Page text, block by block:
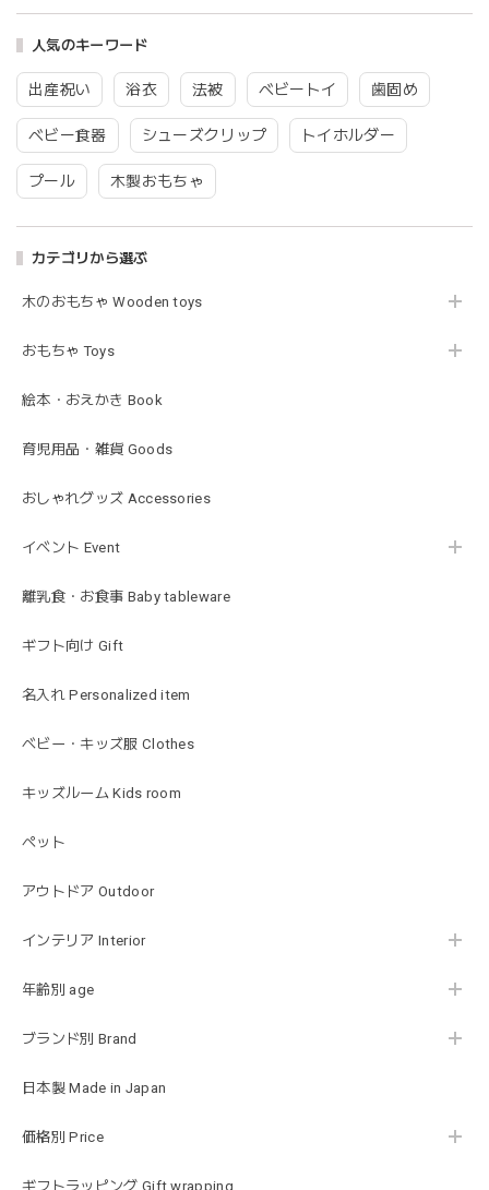
人気のキーワード
出産祝い 浴衣 法被 ベビートイ 歯固め
ベビー食器 シューズクリップ トイホルダー
プール 木製おもちゃ
カテゴリから選ぶ
木のおもちゃ Wooden toys
おもちゃ Toys
絵本・おえかき Book
育児用品・雑貨 Goods
おしゃれグッズ Accessories
イベント Event
離乳食・お食事 Baby tableware
ギフト向け Gift
名入れ Personalized item
ベビー・キッズ服 Clothes
キッズルーム Kids room
ペット
アウトドア Outdoor
インテリア Interior
年齢別 age
ブランド別 Brand
日本製 Made in Japan
価格別 Price
ギフトラッピング Gift wrapping
gray
2026/03/26
グレーを購入しました！手持ちのビブより少し小さい作りで
したがかわいいので問題なし^ ^ありがとうございました♡
2026/02/21
この度は迅速丁寧な対応をありがとうございました(^^) 梱包
も素敵で嬉しいです。
2026/01/17
出産祝いで渡しました。友人がとても喜んでおりました！可
可愛いファーストトイが届きました！ ありがとうございま
ラス…お絵描きセットと食具までたっぷりと入っていまし